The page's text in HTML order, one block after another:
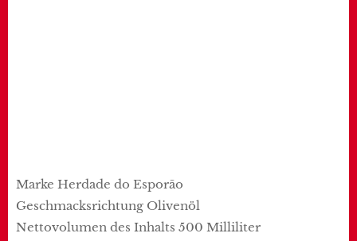
Marke Herdade do Esporão
Geschmacksrichtung Olivenöl
Nettovolumen des Inhalts 500 Milliliter